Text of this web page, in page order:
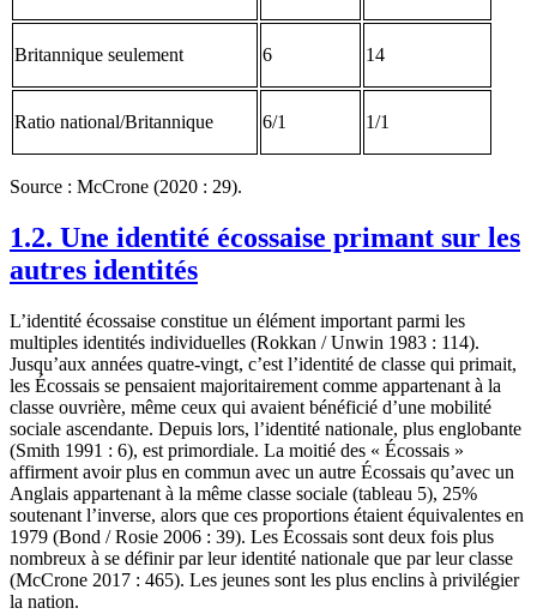
Britannique seulement 6 14
Ratio national/Britannique 6/1 1/1
Source : McCrone (2020 : 29).
1.2. Une identité écossaise primant sur les
autres identités
L’identité écossaise constitue un élément important parmi les
multiples identités individuelles (Rokkan / Unwin 1983 : 114).
Jusqu’aux années quatre-vingt, c’est l’identité de classe qui primait,
les Écossais se pensaient majoritairement comme appartenant à la
classe ouvrière, même ceux qui avaient bénéficié d’une mobilité
sociale ascendante. Depuis lors, l’identité nationale, plus englobante
(Smith 1991 : 6), est primordiale. La moitié des « Écossais »
affirment avoir plus en commun avec un autre Écossais qu’avec un
Anglais appartenant à la même classe sociale (tableau 5), 25%
soutenant l’inverse, alors que ces proportions étaient équivalentes en
1979 (Bond / Rosie 2006 : 39). Les Écossais sont deux fois plus
nombreux à se définir par leur identité nationale que par leur classe
(McCrone 2017 : 465). Les jeunes sont les plus enclins à privilégier
la nation.